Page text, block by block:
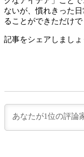
ないが、慣れきった
ることができただけ
記事をシェアしましょ